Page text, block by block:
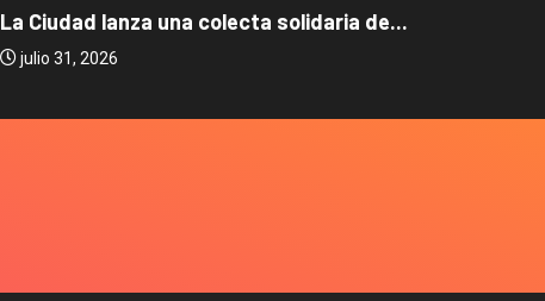
La Ciudad lanza una colecta solidaria de...
julio 31, 2026